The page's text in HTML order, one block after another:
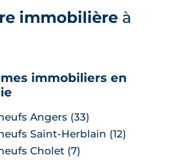
le monde, l'architecture
garde les bâtiments au
compresseur.
L'ARTICLE
immobilière à
immobiliers en
Angers (33)
Saint-Herblain (12)
Cholet (7)